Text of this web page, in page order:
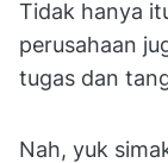
Tidak hanya
perusahaan
tugas dan
Nah, yuk